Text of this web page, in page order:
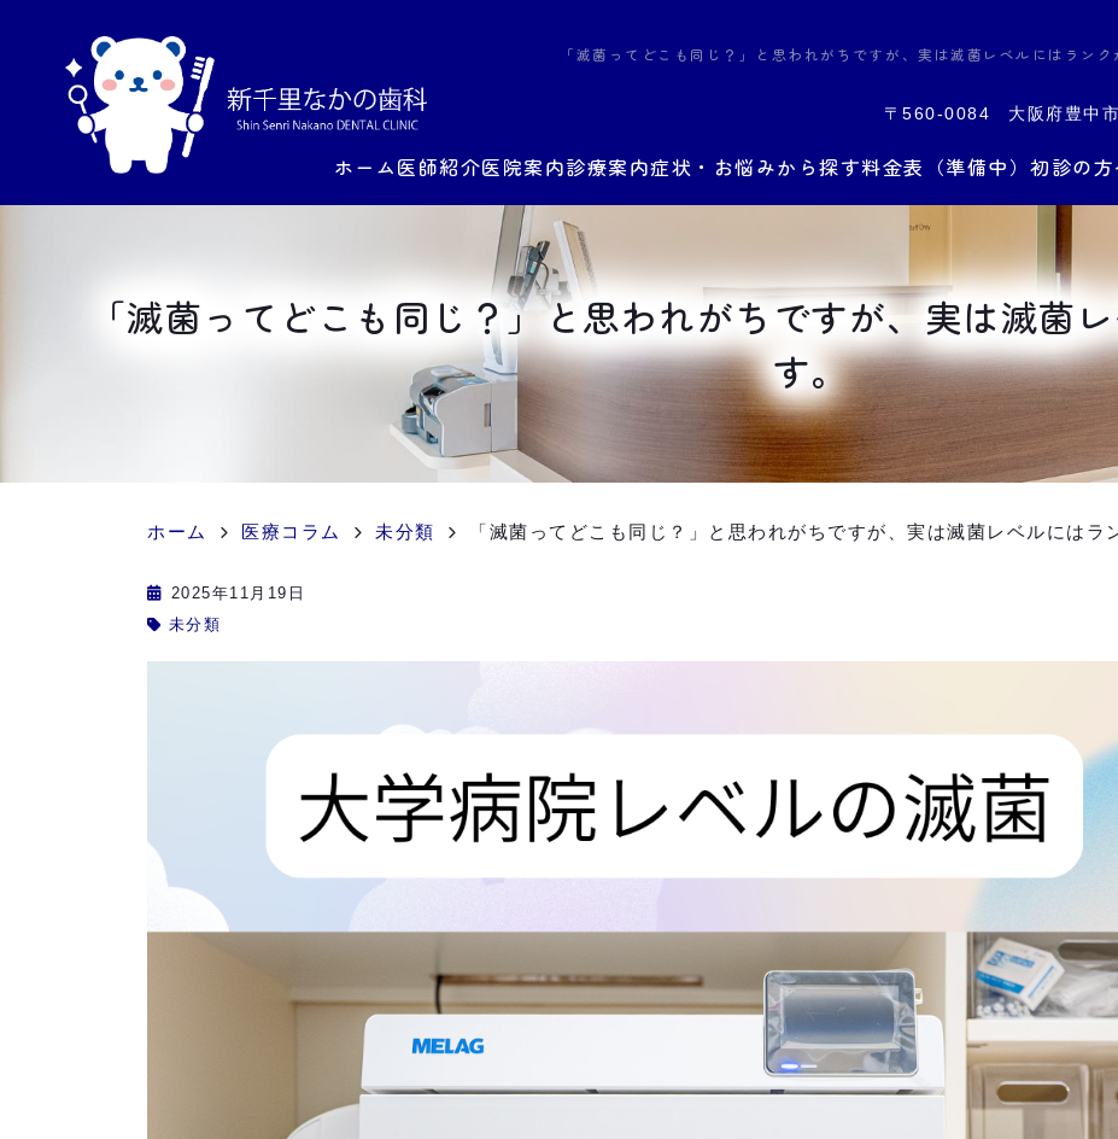
「滅菌ってどこも同じ？」と思われがちですが、実は滅菌レベルにはラン
〒560-0084 大阪府豊中
ホーム医師紹介医院案内診療案内症状・お悩みから探す料金表（準備中） 初診の方
「滅菌ってどこも同じ？」と思われがちですが、実は滅菌
す。
ホーム 医療コラム 未分類 「滅菌ってどこも同じ？」と思われがちですが、実は滅菌レベルにはラ
2025年11月19日
未分類